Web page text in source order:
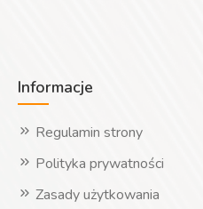
Informacje
Regulamin strony
Polityka prywatności
Zasady użytkowania